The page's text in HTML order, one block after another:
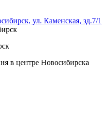
ул. Каменская, зд.7/1
в центре Новосибирска